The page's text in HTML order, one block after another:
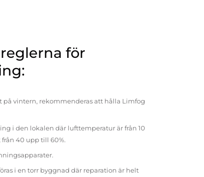
för
vintern, rekommenderas att hålla Limfog
i den lokalen där lufttemperatur är från 10
40 upp till 60%.
i en torr byggnad där reparation är helt